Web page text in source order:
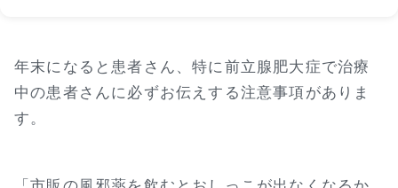
年末になると患者さん、特に前立腺肥大症で治療
中の患者さんに必ずお伝えする注意事項がありま
す。